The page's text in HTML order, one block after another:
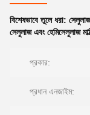
বিশেষভাবে তুলে ধরা:
সেলুলাজ এবং হেমিসেলুলাজ
প্রকার:
প্রধান এনজাইম: